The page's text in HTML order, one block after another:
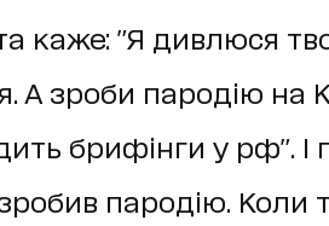
каже: "Я дивлюся
А зроби пародію на
брифінги у рф". І
пародію. Коли